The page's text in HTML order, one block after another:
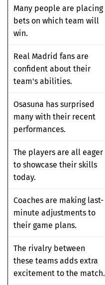
Many people are placing
bets on which team will
win.
Real Madrid fans are
confident about their
team's abilities.
Osasuna has surprised
many with their recent
performances.
The players are all eager
to showcase their skills
today.
Coaches are making last-
minute adjustments to
their game plans.
The rivalry between
these teams adds extra
excitement to the match.